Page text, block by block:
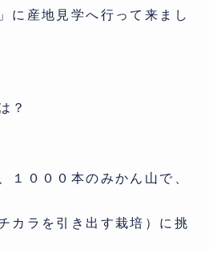
に産地見学へ行って来まし
？
１０００本のみかん山で、
カラを引き出す栽培）に挑